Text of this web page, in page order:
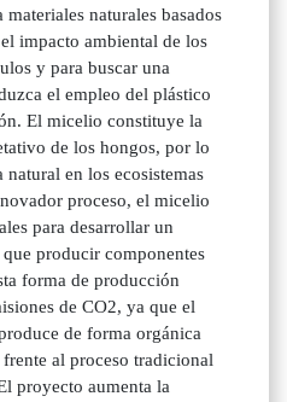
naturales basados
impacto ambiental de los
y para buscar una
el empleo del plástico
El micelio constituye la
de los hongos, por lo
natural en los ecosistemas
proceso, el micelio
para desarrollar un
producir componentes
forma de producción
de CO2, ya que el
de forma orgánica
al proceso tradicional
proyecto aumenta la